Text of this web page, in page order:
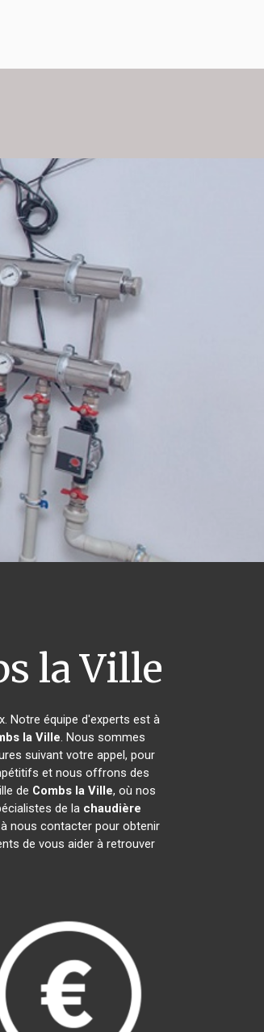
la Ville
Notre équipe d'experts est à
la Ville. Nous sommes
suivant votre appel, pour
et nous offrons des
de Combs la Ville, où nos
de la chaudière
nous contacter pour obtenir
de vous aider à retrouver